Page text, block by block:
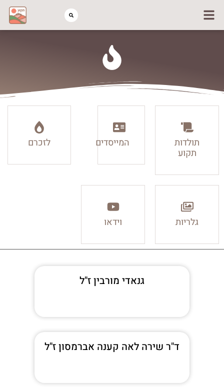
תולדות
תקוע
המייסדים לזכרם
גלריות וידאו
גנאדי מורבין ז"ל
ד"ר שירה לאה קענה אברמסון ז"ל